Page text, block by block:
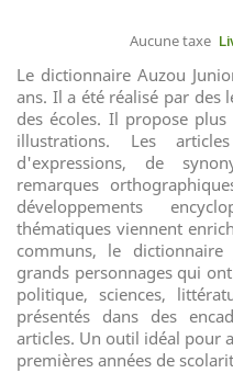
Aucune taxe
Le dictionnaire Auzou
ans. Il a été réalisé par des
des écoles. Il propose
illustrations. Les
d'expressions, de
remarques
développements
thématiques viennent
communs, le
grands personnages qui
politique, sciences,
présentés dans des
articles. Un outil idéal pour
premières années de